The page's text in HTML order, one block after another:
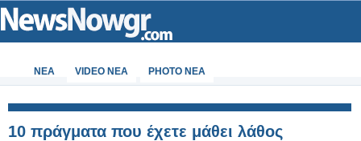
ΝΕΑ VIDEO NEA PHOTO NEA
10 πράγματα που έχετε μάθει λάθος